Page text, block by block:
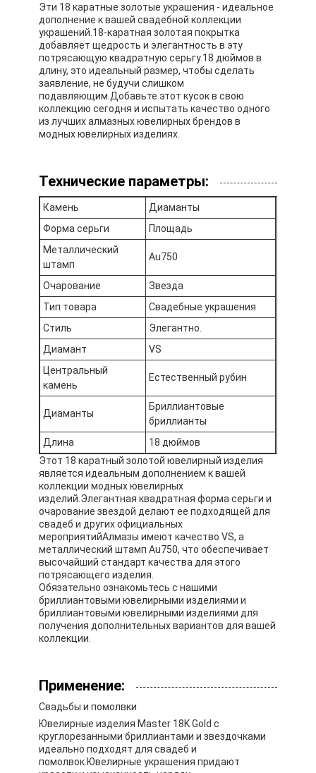
Запросите цитату
Аксессуары из золота 18k
Ожерелья из золота 18 карат
Золотые кольца 18 карат
18K золотые браслеты
ювелирные изделия золота 18K
Ван Клиф Арпельс
Таможня более cartier
Эти 18 каратные золотые украшения - идеальное
дополнение к вашей свадебной коллекции
украшений.18-каратная золотая покрытка
добавляет щедрость и элегантность в эту
потрясающую квадратную серьгу.18 дюймов в
длину, это идеальный размер, чтобы сделать
заявление, не будучи слишком
подавляющим.Добавьте этот кусок в свою
коллекцию сегодня и испытать качество одного
из лучших алмазных ювелирных брендов в
модных ювелирных изделиях.
Технические параметры:
Камень
Диаманты
Форма серьги
Площадь
Металлический
штамп
Au750
Очарование
Звезда
Тип товара
Свадебные украшения
Стиль
Элегантно.
Диамант
VS
Центральный
камень
Естественный рубин
Диаманты
Бриллиантовые
бриллианты
Длина
18 дюймов
Этот 18 каратный золотой ювелирный изделия
является идеальным дополнением к вашей
коллекции модных ювелирных
изделий.Элегантная квадратная форма серьги и
очарование звездой делают ее подходящей для
свадеб и других официальных
мероприятийАлмазы имеют качество VS, а
металлический штамп Au750, что обеспечивает
высочайший стандарт качества для этого
потрясающего изделия.
Обязательно ознакомьтесь с нашими
бриллиантовыми ювелирными изделиями и
бриллиантовыми ювелирными изделиями для
получения дополнительных вариантов для вашей
коллекции.
Применение:
Свадьбы и помолвки
Ювелирные изделия Master 18K Gold с
круглорезанными бриллиантами и звездочками
идеально подходят для свадеб и
помолвок.Ювелирные украшения придают